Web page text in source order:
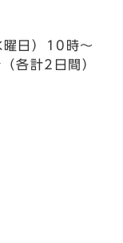
日）10時～
各計2日間）